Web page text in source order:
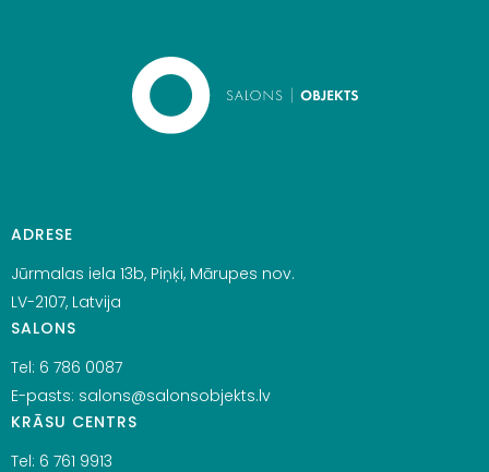
ADRESE
Jūrmalas iela 13b, Piņķi, Mārupes nov.
LV-2107, Latvija
SALONS
Tel: 6 786 0087
E-pasts: salons@salonsobjekts.lv
KRĀSU CENTRS
Tel: 6 761 9913